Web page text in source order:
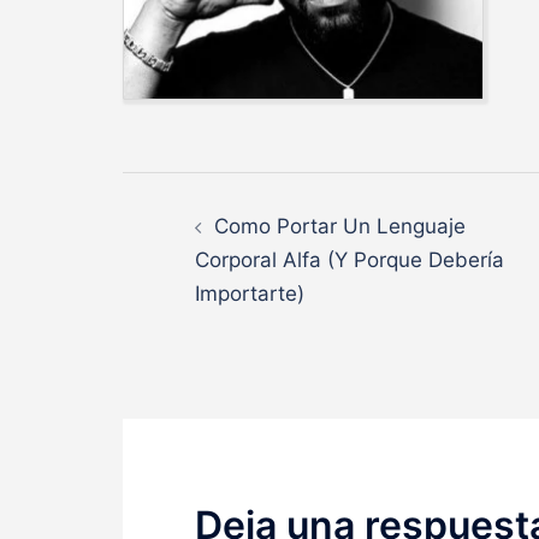
entradas
Como Portar Un Lenguaje
Corporal Alfa (Y Porque Debería
Importarte)
Deja una